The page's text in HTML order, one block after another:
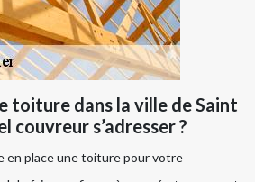
toiture dans la ville de Saint
couvreur s’adresser ?
en place une toiture pour votre